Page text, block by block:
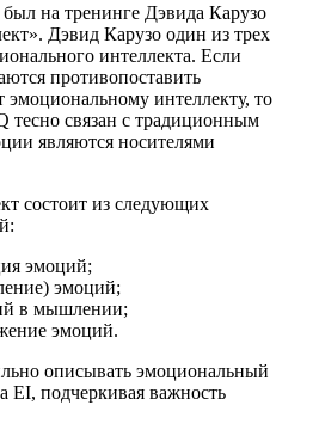
на тренинге Дэвида Карузо
Дэвид Карузо один из трех
интеллекта. Если
противопоставить
интеллекту, то
тесно связан с традиционным
являются носителями
состоит из следующих
эмоций;
эмоций;
в мышлении;
эмоций.
описывать эмоциональный
EI, подчеркивая важность